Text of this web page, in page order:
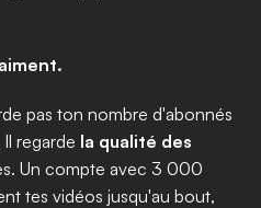
pas ton nombre d'abonnés
regarde la qualité des
Un compte avec 3 000
tes vidéos jusqu'au bout,